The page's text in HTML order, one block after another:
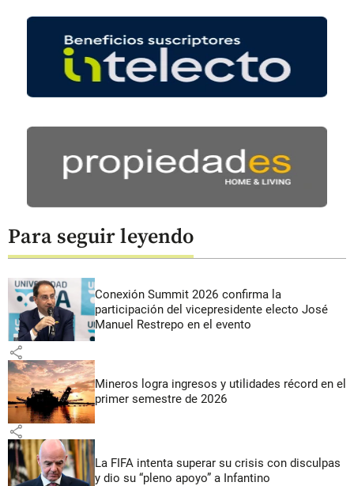
Para seguir leyendo
Conexión Summit 2026 confirma la
participación del vicepresidente electo José
Manuel Restrepo en el evento
share
Mineros logra ingresos y utilidades récord en el
primer semestre de 2026
share
La FIFA intenta superar su crisis con disculpas
y dio su “pleno apoyo” a Infantino